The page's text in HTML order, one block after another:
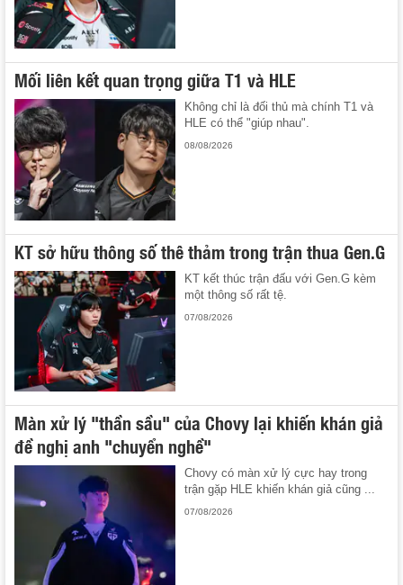
Mối liên kết quan trọng giữa T1 và HLE
Không chỉ là đối thủ mà chính T1 và
HLE có thể "giúp nhau".
08/08/2026
KT sở hữu thông số thê thảm trong trận thua Gen.G
KT kết thúc trận đấu với Gen.G kèm
một thông số rất tệ.
07/08/2026
Màn xử lý "thần sầu" của Chovy lại khiến khán giả
đề nghị anh "chuyển nghề"
Chovy có màn xử lý cực hay trong
trận gặp HLE khiến khán giả cũng ...
07/08/2026